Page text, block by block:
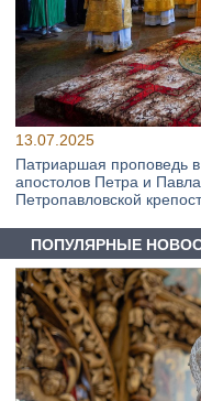
13.07.2025
Патриаршая проповедь
апостолов Петра и
Петропавловской
ПОПУЛЯРНЫЕ